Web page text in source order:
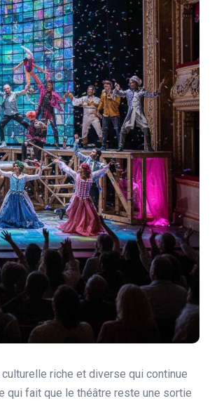
riche et diverse qui continue
fait que le théâtre reste une sortie